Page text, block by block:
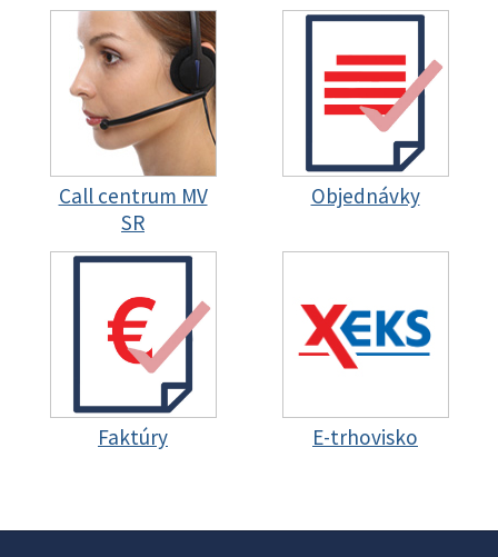
Call centrum MV
SR
Objednávky
Faktúry E-trhovisko